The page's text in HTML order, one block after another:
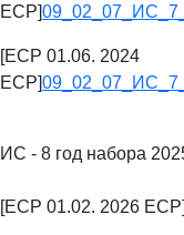
ECP]
[ECP 01.06. 2024
ECP]
ИС - 8 год набора
[ECP 01.02. 2026 ECP]